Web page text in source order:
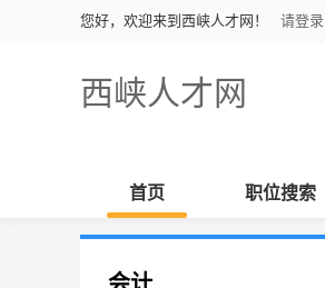
您好，欢迎来到西峡人才网！ 请登录
西峡人才网
首页 职位搜索